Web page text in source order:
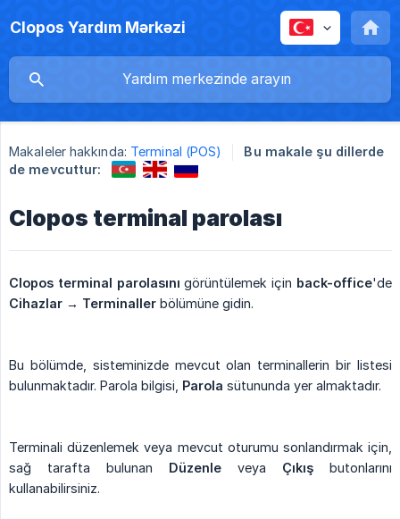
Clopos Yardım Mərkəzi
Makaleler hakkında: Terminal (POS)
Bu makale şu dillerde
de mevcuttur:
Clopos terminal parolası
Clopos terminal parolasını görüntülemek için back-office'de
Cihazlar → Terminaller bölümüne gidin.
Bu bölümde, sisteminizde mevcut olan terminallerin bir listesi
bulunmaktadır. Parola bilgisi, Parola sütununda yer almaktadır.
Terminali düzenlemek veya mevcut oturumu sonlandırmak için,
sağ tarafta bulunan Düzenle veya Çıkış butonlarını
kullanabilirsiniz.